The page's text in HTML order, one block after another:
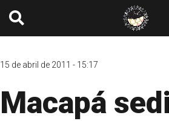
15 de abril de 2011 - 15:17
Macapá